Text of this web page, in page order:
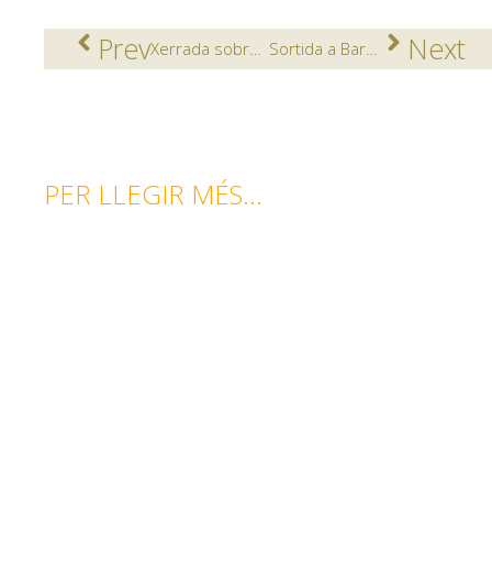
Prev Xerrada sobre Polítiques Socials Municipals per Batxillerat. Sortida a Barcelona Next
PER LLEGIR MÉS...